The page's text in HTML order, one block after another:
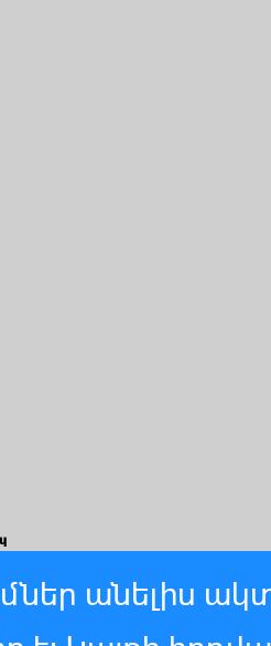
անելիս